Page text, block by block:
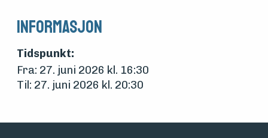
Informasjon
Tidspunkt:
Fra: 27. juni 2026 kl. 16:30
Til: 27. juni 2026 kl. 20:30